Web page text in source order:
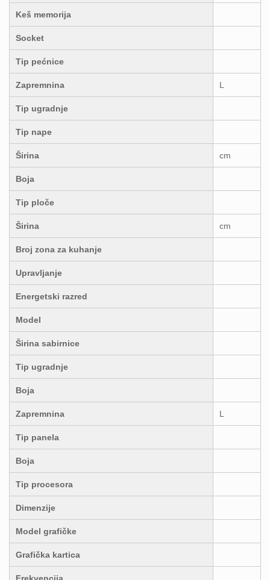
Keš memorija
Socket
Tip pećnice
Zapremnina L
Tip ugradnje
Tip nape
Širina cm
Boja
Tip ploče
Širina cm
Broj zona za kuhanje
Upravljanje
Energetski razred
Model
Širina sabirnice
Tip ugradnje
Boja
Zapremnina L
Tip panela
Boja
Tip procesora
Dimenzije
Model grafičke
Grafička kartica